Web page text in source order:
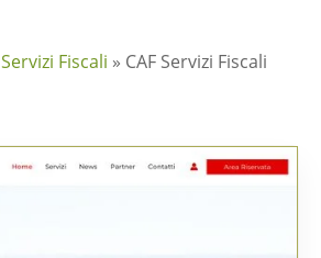
Servizi Fiscali » CAF Servizi Fiscali